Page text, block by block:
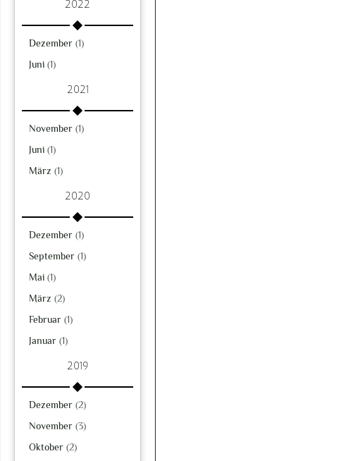
2022
Dezember (1)
Juni (1)
2021
November (1)
Juni (1)
März (1)
2020
Dezember (1)
September (1)
Mai (1)
März (2)
Februar (1)
Januar (1)
2019
Dezember (2)
November (3)
Oktober (2)